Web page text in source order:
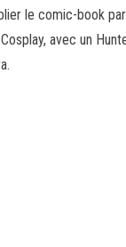
le comic-book
avec un